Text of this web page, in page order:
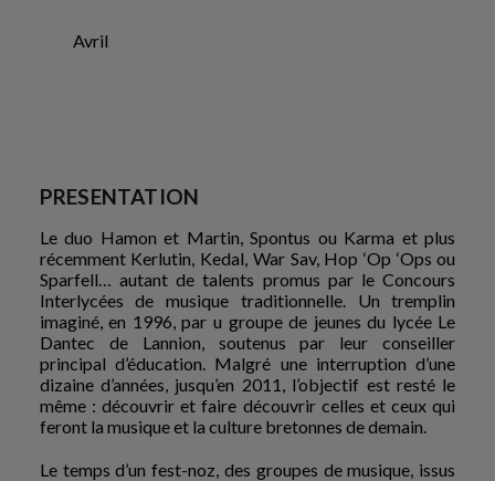
PRESENTATION
Le duo Hamon et Martin, Spontus ou Karma et plus
récemment Kerlutin, Kedal, War Sav, Hop ‘Op ‘Ops ou
Sparfell… autant de talents promus par le Concours
Interlycées de musique traditionnelle. Un tremplin
imaginé, en 1996, par u groupe de jeunes du lycée Le
Dantec de Lannion, soutenus par leur conseiller
principal d’éducation. Malgré une interruption d’une
dizaine d’années, jusqu’en 2011, l’objectif est resté le
même : découvrir et faire découvrir celles et ceux qui
feront la musique et la culture bretonnes de demain.
Le temps d’un fest-noz, des groupes de musique, issus
Avril